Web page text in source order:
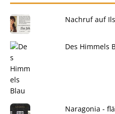
Nachruf auf
Des Himmels
Naragonia -